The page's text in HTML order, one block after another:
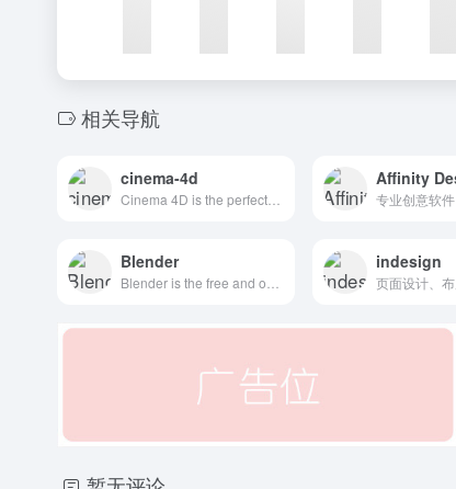
相关导航
cinema-4d Affinity
专业创意软件
Blender indesign
页面设计、布